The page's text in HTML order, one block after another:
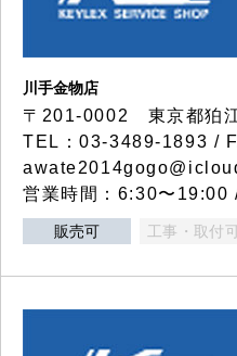
川手金物店
〒201-0002 東京都狛
TEL：03-3489-1893 /
営業時間：6:30〜19:00
販売可 工事・取付